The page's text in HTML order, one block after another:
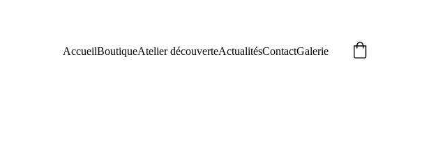
AccueilBoutiqueAtelier découverteActualitésContactGalerie